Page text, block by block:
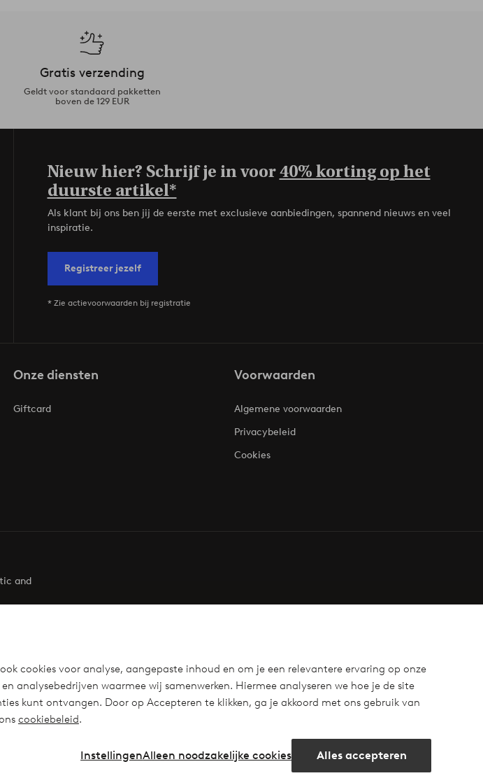
cookies voor analyse, aangepaste inhoud en om je een relevantere ervaring op onze
analysebedrijven waarmee wij samenwerken. Hiermee analyseren we hoe je de site
kunt ontvangen. Door op Accepteren te klikken, ga je akkoord met ons gebruik van
cookiebeleid.
Alles accepteren
Alleen noodzakelijke cookies
Instellingen
Gratis verzending
Geldt voor standaard pakketten
boven de 129 EUR
Nieuw hier? Schrijf je in voor40% korting op het
duurste artikel*
Als klant bij ons ben jij de eerste met exclusieve aanbiedingen, spannend nieuws en veel
inspiratie.
Registreer jezelf
* Zie actievoorwaarden bij registratie
Onze diensten
Giftcard
Voorwaarden
Algemene voorwaarden
Privacybeleid
Cookies
and
InstagramFacebook